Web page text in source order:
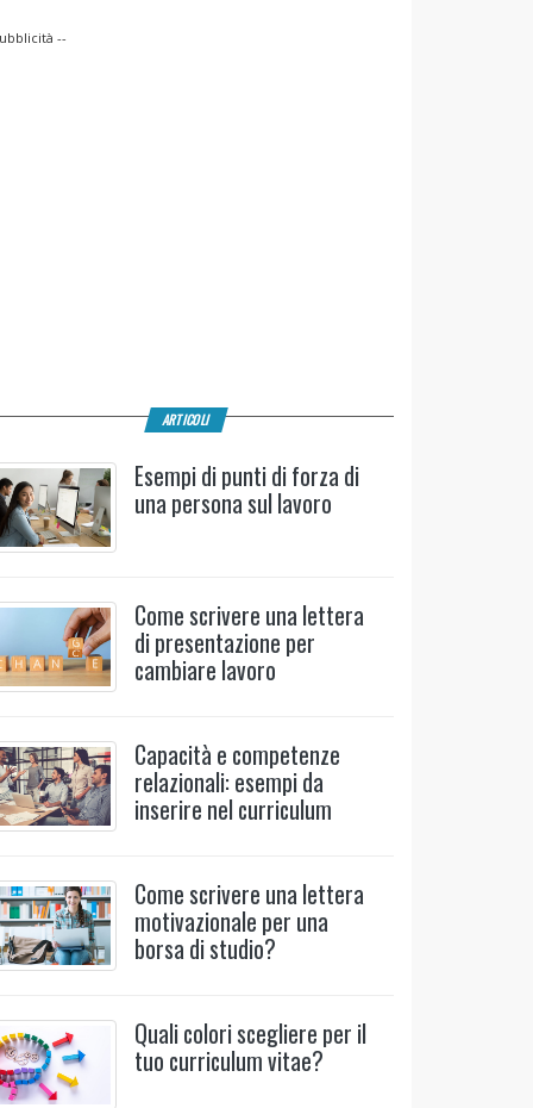
--
ARTICOLI
Esempi di punti di forza di
una persona sul lavoro
Come scrivere una lettera
di presentazione per
cambiare lavoro
Capacità e competenze
relazionali: esempi da
inserire nel curriculum
Come scrivere una lettera
motivazionale per una
borsa di studio?
Quali colori scegliere per il
tuo curriculum vitae?